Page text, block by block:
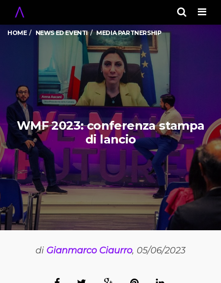
HOME NEWS ED EVENTI MEDIA PARTNERSHIP
WMF 2023: conferenza stampa
di lancio
di Gianmarco Ciaurro, 05/06/2023